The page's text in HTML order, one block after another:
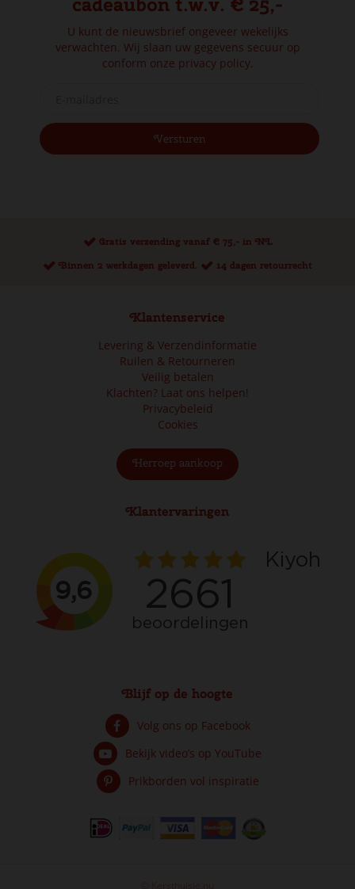
U kunt de nieuwsbrief ongeveer wekelijks
verwachten. Wij slaan uw gegevens secuur op
conform onze privacy policy.
Gratis verzending vanaf € 75,- in NL
Binnen 2 werkdagen geleverd.
14 dagen retourrecht
Klantenservice
Levering & Verzendinformatie
Ruilen & Retourneren
Veilig betalen
Klachten? Laat ons helpen!
Privacybeleid
Cookies
Herroep aankoop
Klantervaringen
Blijf op de hoogte
Volg ons op Facebook
Bekijk video’s op YouTube
Prikborden vol inspiratie